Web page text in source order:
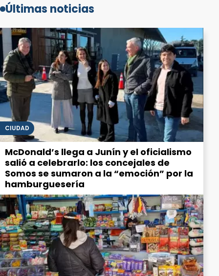
Últimas noticias
CIUDAD
McDonald’s llega a Junín y el oficialismo
salió a celebrarlo: los concejales de
Somos se sumaron a la “emoción” por la
hamburguesería